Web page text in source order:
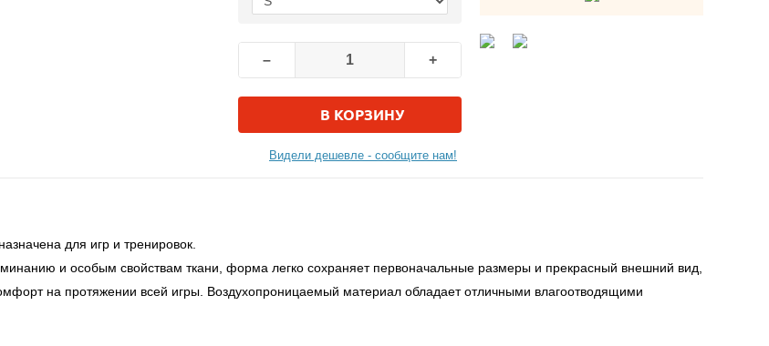
– +
В КОРЗИНУ
Видели дешевле - сообщите нам!
для игр и тренировок.
и особым свойствам ткани, форма легко сохраняет первоначальные размеры и прекрасный внешний вид,
на протяжении всей игры. Воздухопроницаемый материал обладает отличными влагоотводящими